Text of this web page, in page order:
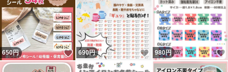
650円 いいね！
690円 いいね！
980円